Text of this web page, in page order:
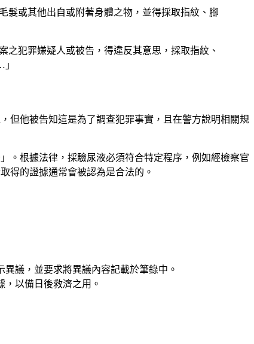
髮或其他出自或附著身體之物，並得採取指紋、腳
之犯罪嫌疑人或被告，得違反其意思，採取指紋、
但他被告知這是為了調查犯罪事實，且在警方說明相關規
。根據法律，採驗尿液必須符合特定程序，例如經檢察官
得的證據通常會被認為是合法的。
議，並要求將異議內容記載於筆錄中。
以備日後救濟之用。